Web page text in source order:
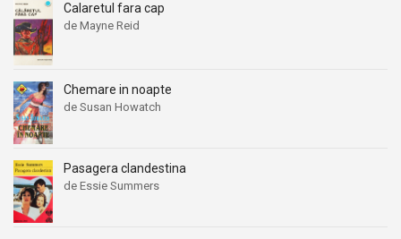
Calaretul fara cap
de Mayne Reid
Chemare in noapte
de Susan Howatch
Pasagera clandestina
de Essie Summers